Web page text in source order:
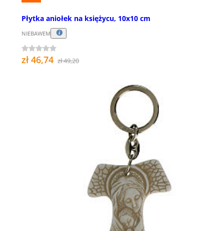
Płytka aniołek na księżycu, 10x10 cm
NIEBAWEM
zł 46,74 zł 49,20